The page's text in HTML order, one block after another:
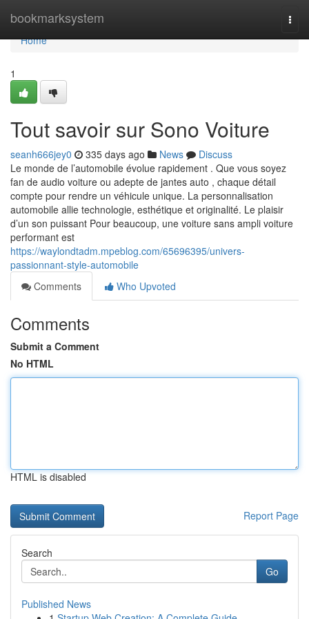
bookmarksystem
Home
Home
1
Tout savoir sur Sono Voiture
seanh666jey0 335 days ago News
Discuss
Le monde de l’automobile évolue rapidement . Que vous soyez
fan de audio voiture ou adepte de jantes auto , chaque détail
compte pour rendre un véhicule unique. La personnalisation
automobile allie technologie, esthétique et originalité. Le plaisir
d’un son puissant Pour beaucoup, une voiture sans ampli voiture
performant est
https://waylondtadm.mpeblog.com/65696395/univers-
passionnant-style-automobile
Comments
Who Upvoted
Comments
Submit a Comment
No HTML
HTML is disabled
Report Page
Search
Go
Published News